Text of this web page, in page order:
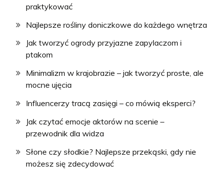
praktykować
Najlepsze rośliny doniczkowe do każdego wnętrza
Jak tworzyć ogrody przyjazne zapylaczom i
ptakom
Minimalizm w krajobrazie – jak tworzyć proste, ale
mocne ujęcia
Influencerzy tracą zasięgi – co mówią eksperci?
Jak czytać emocje aktorów na scenie –
przewodnik dla widza
Słone czy słodkie? Najlepsze przekąski, gdy nie
możesz się zdecydować